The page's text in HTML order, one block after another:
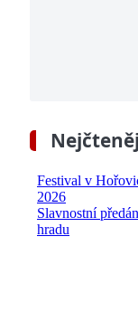
Festival v
2026
Slavnostní
hradu